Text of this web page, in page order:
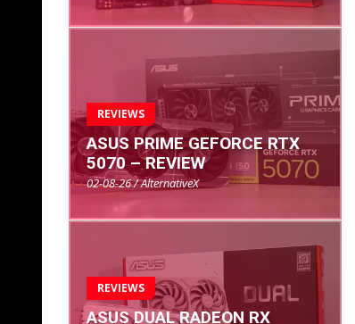
REVIEWS
ASUS PRIME GEFORCE RTX
5070 – REVIEW
02-08-26 / AlternativeX
REVIEWS
ASUS DUAL RADEON RX